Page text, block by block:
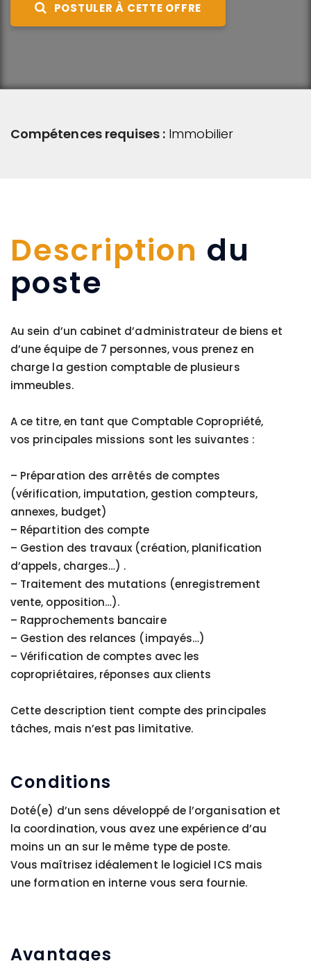
POSTULER À CETTE OFFRE
Compétences requises : Immobilier
Description du
poste
Au sein d’un cabinet d’administrateur de biens et
d’une équipe de 7 personnes, vous prenez en
charge la gestion comptable de plusieurs
immeubles.
A ce titre, en tant que Comptable Copropriété,
vos principales missions sont les suivantes :
– Préparation des arrêtés de comptes
(vérification, imputation, gestion compteurs,
annexes, budget)
– Répartition des compte
– Gestion des travaux (création, planification
d’appels, charges…) .
– Traitement des mutations (enregistrement
vente, opposition…).
– Rapprochements bancaire
– Gestion des relances (impayés…)
– Vérification de comptes avec les
copropriétaires, réponses aux clients
Cette description tient compte des principales
tâches, mais n’est pas limitative.
Conditions
Doté(e) d’un sens développé de l’organisation et
la coordination, vous avez une expérience d’au
moins un an sur le même type de poste.
Vous maîtrisez idéalement le logiciel ICS mais
une formation en interne vous sera fournie.
Avantages